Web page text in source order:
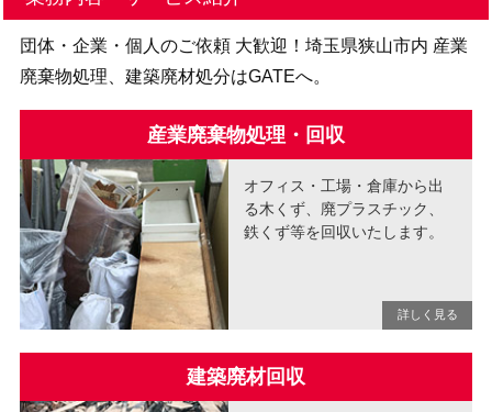
団体・企業・個人のご依頼 大歓迎！埼玉県狭山市内 産業
廃棄物処理、建築廃材処分はGATEへ。
産業廃棄物処理・回収
オフィス・工場・倉庫から出
る木くず、廃プラスチック、
鉄くず等を回収いたします。
建築廃材回収